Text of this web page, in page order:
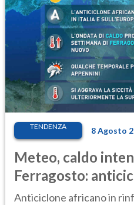
TENDENZA 8 Agosto
Meteo, caldo
Ferragosto:
ancora
Anticiclone africano in